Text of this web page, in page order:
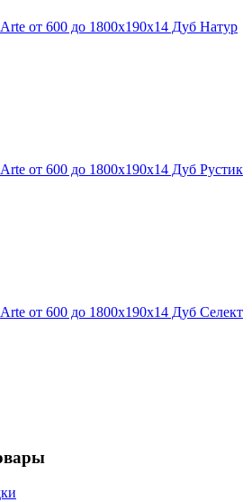
от 600 до 1800х190х14 Дуб Натур
от 600 до 1800х190х14 Дуб Рустик
от 600 до 1800х190х14 Дуб Селект